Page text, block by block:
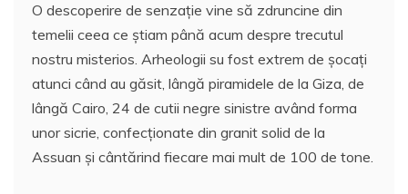
c
e
b
o
o
k
itt
er
ai
l
er
e
st
at
s
A
p
p
rt
aj
e
a
z
ă
O descoperire de senzaţie vine să zdruncine din
temelii ceea ce ştiam până acum despre trecutul
nostru misterios. Arheologii su fost extrem de şocaţi
atunci când au găsit, lângă piramidele de la Giza, de
lângă Cairo, 24 de cutii negre sinistre având forma
unor sicrie, confecţionate din granit solid de la
Assuan şi cântărind fiecare mai mult de 100 de tone.